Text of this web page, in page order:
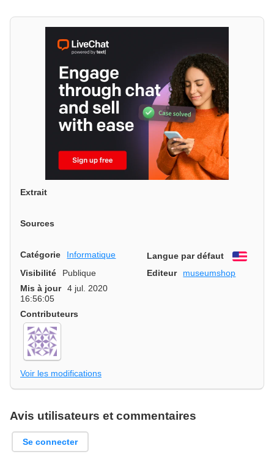
Extrait
Sources
Catégorie Informatique Langue par défaut
Visibilité
Publique Editeur
museumshop
Mis à jour
4 jul. 2020
16:56:05
Contributeurs
Voir les modifications
Avis utilisateurs et commentaires
Se connecter